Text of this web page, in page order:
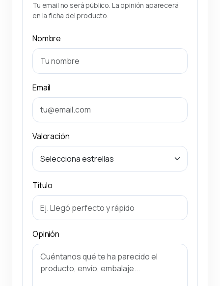
Tu email no será público. La opinión aparecerá
en la ficha del producto.
Nombre
Email
Valoración
Título
Opinión